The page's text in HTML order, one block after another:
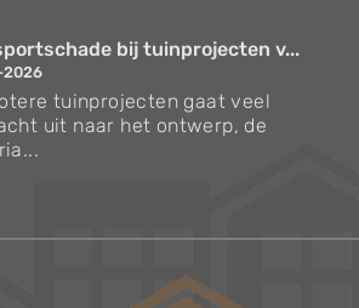
bij tuinprojecten v...
tuinprojecten gaat veel
uit naar het ontwerp, de